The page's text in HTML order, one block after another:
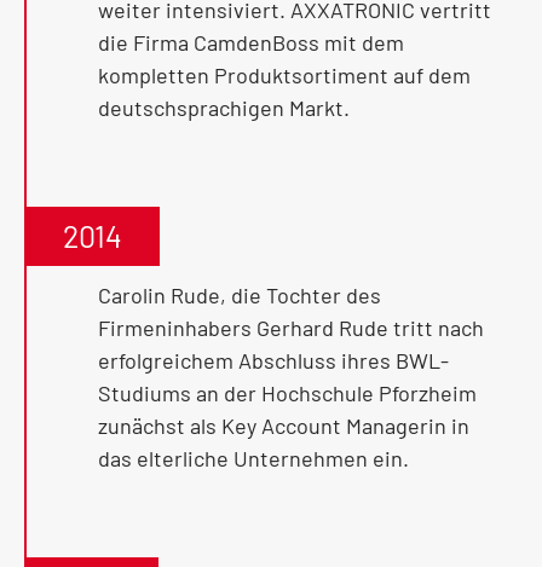
weiter intensiviert. AXXATRONIC vertritt
die Firma CamdenBoss mit dem
kompletten Produktsortiment auf dem
deutschsprachigen Markt.
2014
Carolin Rude, die Tochter des
Firmeninhabers Gerhard Rude tritt nach
erfolgreichem Abschluss ihres BWL-
Studiums an der Hochschule Pforzheim
zunächst als Key Account Managerin in
das elterliche Unternehmen ein.